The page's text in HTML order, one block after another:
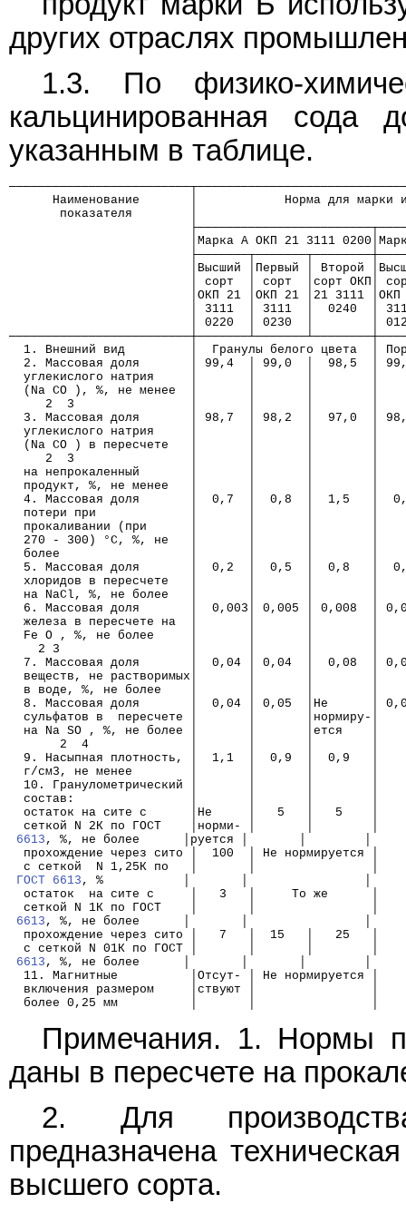
других отраслях
1.3. По физико-
кальцинированная сода
указанным в таблице.
Наименование       │            Норма для марки
       показателя        │
│Марка А ОКП 21 3111
│Высший │Первый │ Второй
│ сорт  │ сорт  │сорт ОКП│
│ОКП 21 │ОКП 21 │21 3111 │ОКП
│ 3111  │ 3111  │  0240  │
│ 0220  │ 0230  │        │
1. Внешний вид         │  Гранулы белого цвета  │
2. Массовая доля       │ 99,4  │ 99,0  │  98,5  │
углекислого натрия     │       │       │        │
(Na CO ), %, не менее  │       │       │        │
2  3                │       │       │        │
3. Массовая доля       │ 98,7  │ 98,2  │  97,0  │
углекислого натрия     │       │       │        │
(Na CO ) в пересчете   │       │       │        │
2  3                │       │       │        │
на непрокаленный       │       │       │        │
продукт, %, не менее   │       │       │        │
4. Массовая доля       │  0,7  │  0,8  │  1,5   │
потери при             │       │       │        │
прокаливании (при      │       │       │        │
270 - 300) °С, %, не   │       │       │        │
более                  │       │       │        │
5. Массовая доля       │  0,2  │  0,5  │  0,8   │
хлоридов в пересчете   │       │       │        │
на NaCl, %, не более   │       │       │        │
6. Массовая доля       │  0,003│ 0,005 │ 0,008  │
железа в пересчете на  │       │       │        │
Fe O , %, не более     │       │       │        │
2 3                  │       │       │        │
7. Массовая доля       │  0,04 │ 0,04  │  0,08  │
веществ, не растворимых│       │       │        │
в воде, %, не более    │       │       │        │
8. Массовая доля       │  0,04 │ 0,05  │Не      │
сульфатов в  пересчете │       │       │нормиру-│
на Na SO , %, не более │       │       │ется    │
2  4              │       │       │        │
9. Насыпная плотность, │  1,1  │  0,9  │  0,9   │
  г/см3, не менее        │       │       │        │
10. Гранулометрический │       │       │        │
  состав:                │       │       │        │
  остаток на сите с      │Не     │   5   │   5    │
  сеткой N 2К по ГОСТ    │норми- │       │        │
6613 , %, не более      │руется │       │        │
  прохождение через сито │  100  │ Не нормируется │
  с сеткой  N 1,25К по   │       │                │
ГОСТ 6613 , %           │       │                │
  остаток  на сите с     │   3   │     То же      │
  сеткой N 1К по ГОСТ    │       │                │
6613 , %, не более      │       │                │
  прохождение через сито │   7   │  15   │   25   │
  с сеткой N 01К по ГОСТ │       │       │        │
6613 , %, не более      │       │       │        │
11. Магнитные          │Отсут- │ Не нормируется │
  включения размером     │ствуют │                │
  более 0,25 мм          │       │                │
Примечания. 1. Нормы
даны в пересчете на
2. Для
предназначена
высшего сорта.